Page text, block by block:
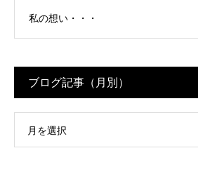
私の想い・・・
ブログ記事（月別）
月を選択